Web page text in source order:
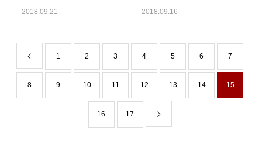
2018.09.21 2018.09.16
1 2 3 4 5 6 7
8 9 10 11 12 13 14 15
16 17